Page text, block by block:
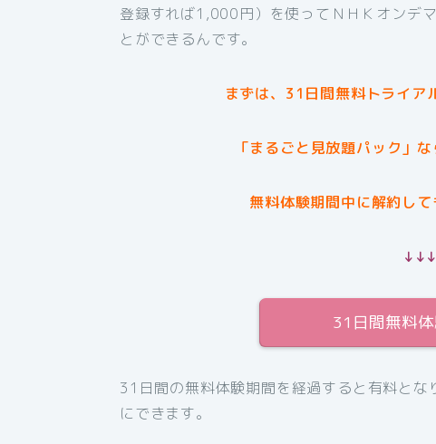
登録すれば1,000円）を使ってＮＨＫオンデ
とができるんです。
まずは、31日間無料トライア
「まるごと見放題パック」
無料体験期間中に解約し
31日間無料
31日間の無料体験期間を経過すると有料と
にできます。